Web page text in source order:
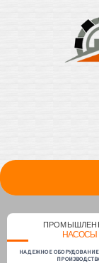
НАСОСЫ
НАДЕЖНОЕ